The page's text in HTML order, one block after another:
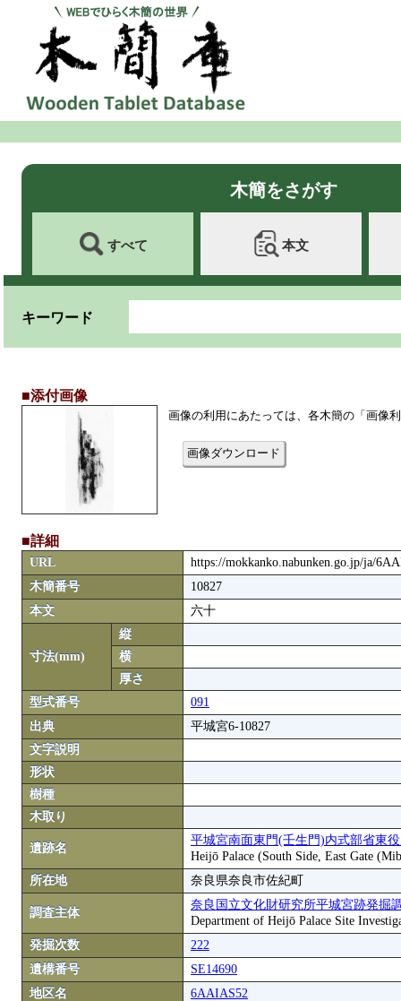
木簡をさがす
すべて 本文
キーワード
■添付画像
画像の利用にあたっては、各木簡の「画像
画像ダウンロード
■詳細
URL
https://mokkanko.nabunken.go.jp/ja/
木簡番号
10827
本文
六十
寸法(mm)
縦
横
厚さ
型式番号
091
出典
平城宮6-10827
文字説明
形状
樹種
木取り
遺跡名
平城宮南面東門(壬生門)内式部省東
Heijō Palace (South Side, East Gate
所在地
奈良県奈良市佐紀町
調査主体
奈良国立文化財研究所平城宮跡発掘
Department of Heijō Palace Site
発掘次数
222
遺構番号
SE14690
地区名
6AAIAS52